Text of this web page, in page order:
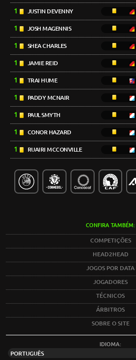
1 JUSTIN DEVENNY
1 JOSH MAGENNIS
1 SHEA CHARLES
1 JAMIE REID
1 TRAI HUME
1 PADDY MCNAIR
1 PAUL SMYTH
1 CONOR HAZARD
1 RUAIRI MCCONVILLE
CONFIRA TAMBÉM:
COMPETIÇÕES
HEAD2HEAD
JOGOS POR DATA
JOGADORES
TÉCNICOS
ÁRBITROS
SOBRE O SITE
IDIOMA: